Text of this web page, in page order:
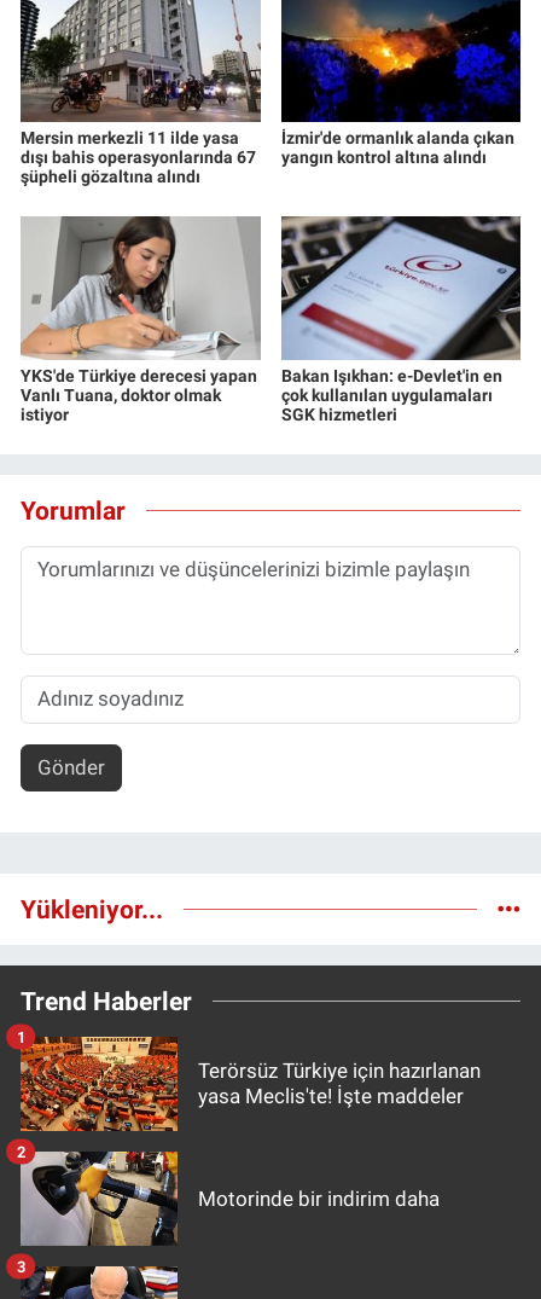
Mersin merkezli 11 ilde yasa
dışı bahis operasyonlarında 67
şüpheli gözaltına alındı
İzmir'de ormanlık alanda çıkan
yangın kontrol altına alındı
YKS'de Türkiye derecesi yapan
Vanlı Tuana, doktor olmak
istiyor
Bakan Işıkhan: e-Devlet'in en
çok kullanılan uygulamaları
SGK hizmetleri
Yorumlar
Gönder
Yükleniyor...
Trend Haberler
Terörsüz Türkiye için hazırlanan
yasa Meclis'te! İşte maddeler
1
Motorinde bir indirim daha
2
3